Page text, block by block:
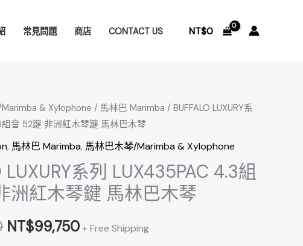
常見問題 商店 CONTACT US NT$0
& Xylophone / 馬林巴 Marimba / BUFFALO LUXURY系
音 52鍵 非洲紅木琴鍵 馬林巴木琴
, 馬林巴 Marimba, 馬林巴木琴/Marimba & Xylophone
LUXURY系列 LUX435PAC 4.3組
洲紅木琴鍵 馬林巴木琴
原
始
價
格：
NT$112,000。
NT$99,750
目
前
價
格：
NT$99,750。
+ Free Shipping